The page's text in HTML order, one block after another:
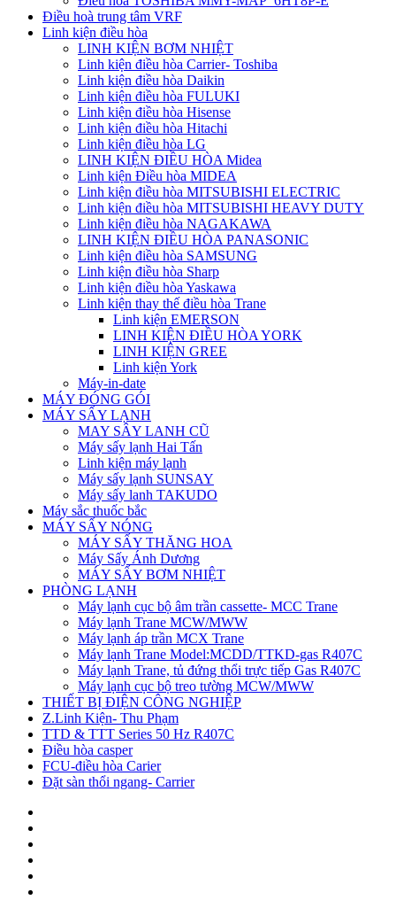
Điều hoà trung tâm VRF
Linh kiện điều hòa
LINH KIỆN BƠM NHIỆT
Linh kiện điều hòa Carrier- Toshiba
Linh kiện điều hòa Daikin
Linh kiện điều hòa FULUKI
Linh kiện điều hòa Hisense
Linh kiện điều hòa Hitachi
Linh kiện điều hòa LG
LINH KIỆN ĐIỀU HÒA Midea
Linh kiện Điều hòa MIDEA
Linh kiện điều hòa MITSUBISHI ELECTRIC
Linh kiện điều hòa MITSUBISHI HEAVY DUTY
Linh kiện điều hòa NAGAKAWA
LINH KIỆN ĐIỀU HÒA PANASONIC
Linh kiện điều hòa SAMSUNG
Linh kiện điều hòa Sharp
Linh kiện điều hòa Yaskawa
Linh kiện thay thế điều hòa Trane
Linh kiện EMERSON
LINH KIỆN ĐIỀU HÒA YORK
LINH KIỆN GREE
Linh kiện York
Máy-in-date
MÁY ĐÓNG GÓI
MÁY SẤY LẠNH
MAY SÂY LANH CŨ
Máy sấy lạnh Hai Tấn
Linh kiện máy lạnh
Máy sấy lạnh SUNSAY
Máy sấy lanh TAKUDO
Máy sắc thuốc bắc
MÁY SẤY NÓNG
MÁY SẤY THĂNG HOA
Máy Sấy Ánh Dương
MÁY SẤY BƠM NHIỆT
PHÒNG LẠNH
Máy lạnh cục bộ âm trần cassette- MCC Trane
Máy lạnh Trane MCW/MWW
Máy lạnh áp trần MCX Trane
Máy lạnh Trane Model:MCDD/TTKD-gas R407C
Máy lạnh Trane, tủ đứng thổi trực tiếp Gas R407C
Máy lạnh cục bộ treo tường MCW/MWW
THIẾT BỊ ĐIỆN CÔNG NGHIỆP
Z.Linh Kiện- Thu Phạm
TTD & TTT Series 50 Hz R407C
Điều hòa casper
FCU-điều hòa Carier
Đặt sàn thổi ngang- Carrier